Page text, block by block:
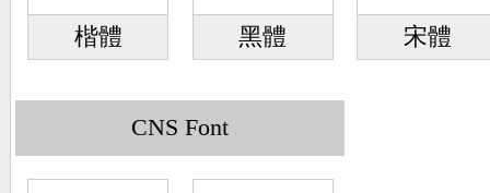
楷體 黑體 宋體
CNS Font